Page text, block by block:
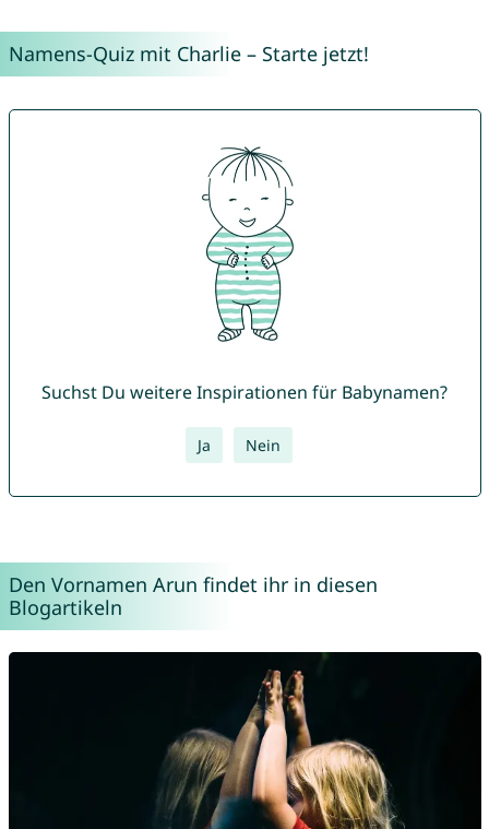
Namens-Quiz mit Charlie – Starte jetzt!
Suchst Du weitere Inspirationen für Babynamen?
Ja Nein
Den Vornamen Arun findet ihr in diesen
Blogartikeln